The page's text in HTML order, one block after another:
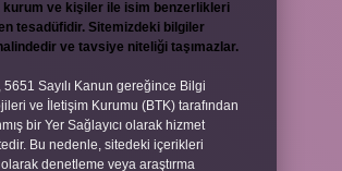
kurum ve kişiler ile isim benzerlikleri
tesadüfidir. Sitemizdeki bilgiler
ve tavsiye niteliği taşımazlar.
5651 Sayılı Kanun gereğince Bilgi
ve İletişim Kurumu (BTK) tarafından
bir Yer Sağlayıcı olarak hizmet
Bu nedenle, sitedeki içerikleri
denetleme veya araştırma